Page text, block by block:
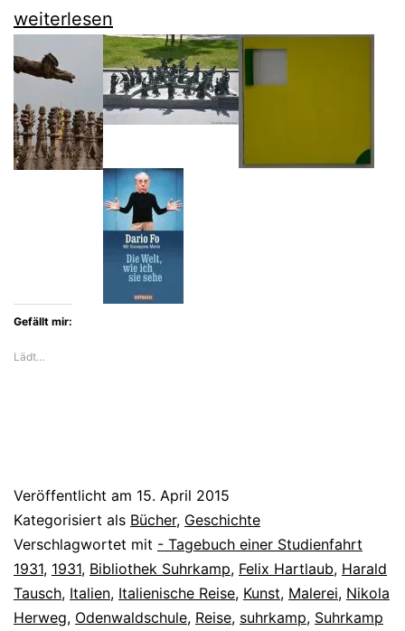
Der
offene
Blick
des
18jährigen
Felix
weiterlesen
Gefällt mir:
Lädt…
Veröffentlicht am 15. April 2015
Kategorisiert als Bücher, Geschichte
Verschlagwortet mit - Tagebuch einer Studienfahrt
1931, 1931, Bibliothek Suhrkamp, Felix Hartlaub, Harald
Tausch, Italien, Italienische Reise, Kunst, Malerei, Nikola
Herweg, Odenwaldschule, Reise, suhrkamp, Suhrkamp